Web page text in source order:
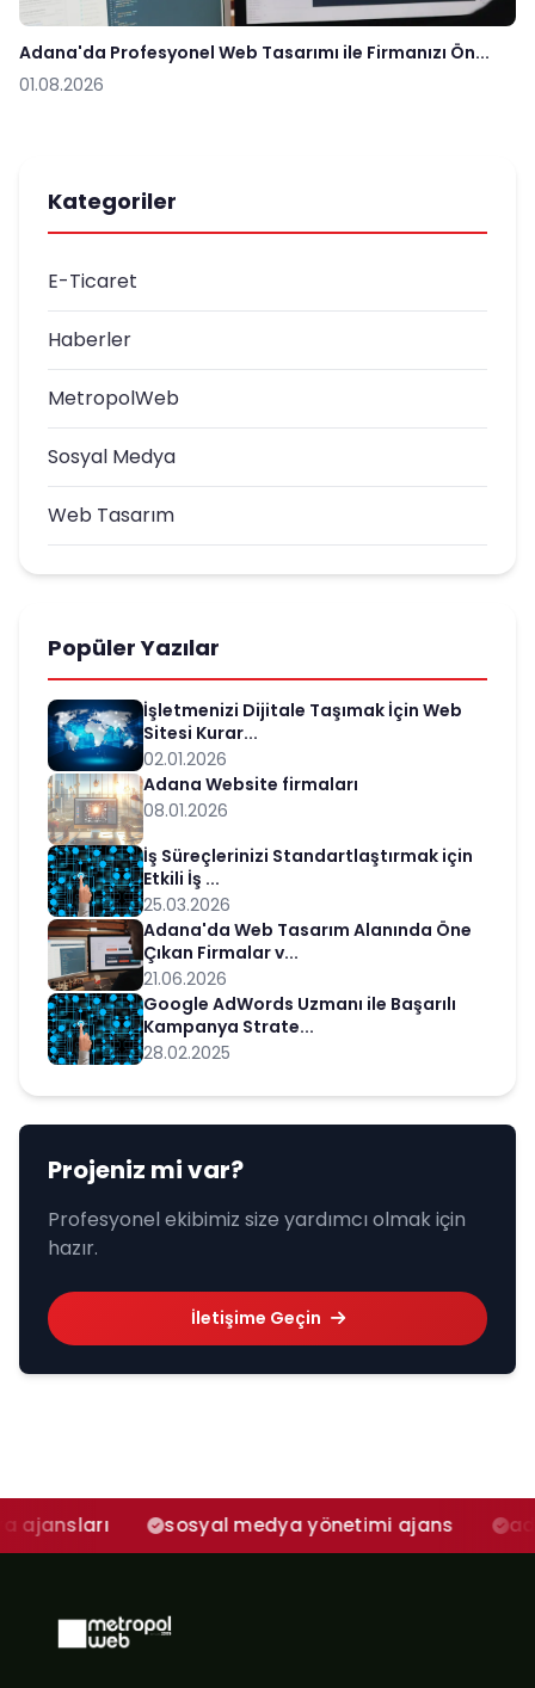
Adana'da Profesyonel Web Tasarımı ile Firmanızı Ön...
01.08.2026
Kategoriler
E-Ticaret
Haberler
MetropolWeb
Sosyal Medya
Web Tasarım
Popüler Yazılar
İşletmenizi Dijitale Taşımak İçin Web
Sitesi Kurar...
02.01.2026
Adana Website firmaları
08.01.2026
İş Süreçlerinizi Standartlaştırmak için
Etkili İş ...
25.03.2026
Adana'da Web Tasarım Alanında Öne
Çıkan Firmalar v...
21.06.2026
Google AdWords Uzmanı ile Başarılı
Kampanya Strate...
28.02.2025
Projeniz mi var?
Profesyonel ekibimiz size yardımcı olmak için
hazır.
İletişime Geçin
sosyal medya yönetimi ajans adana